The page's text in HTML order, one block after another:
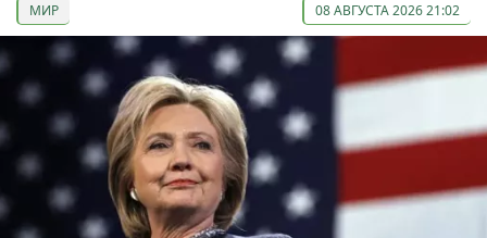
МИР 08 АВГУСТА 2026 21:02